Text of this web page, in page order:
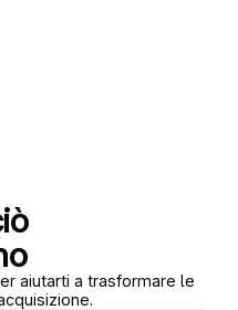
aiutarti a trasformare le